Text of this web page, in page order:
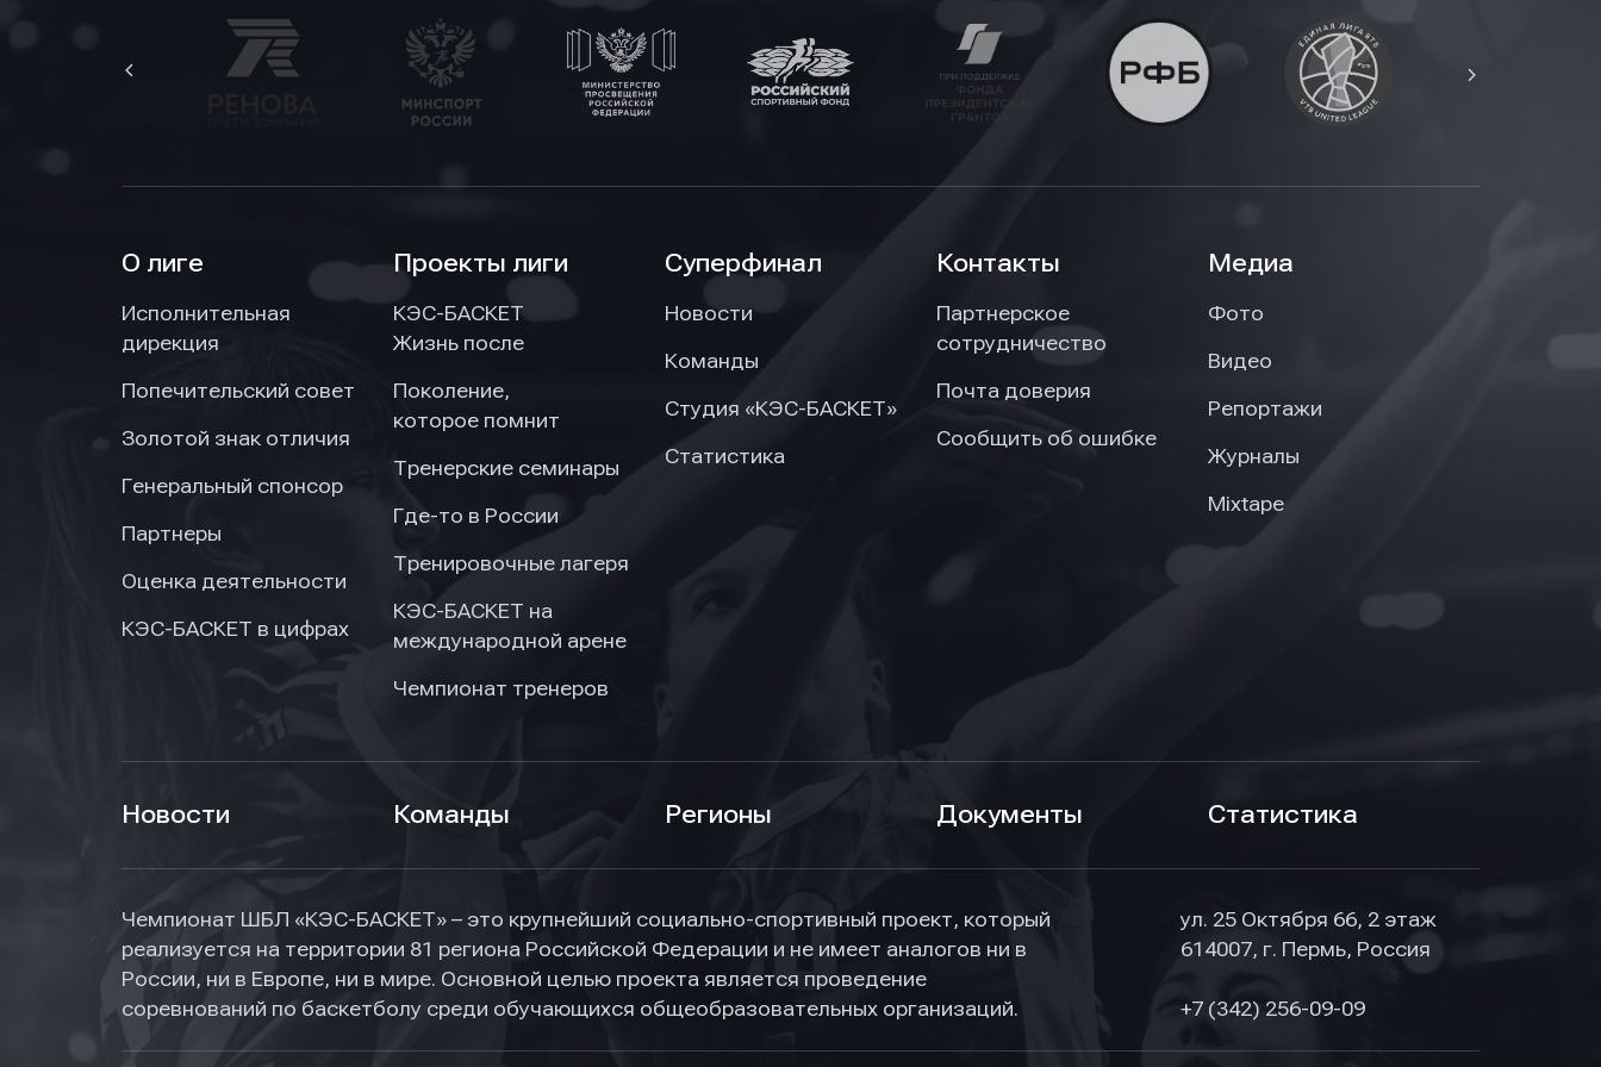
О лиге
Исполнительная
дирекция
Попечительский совет
Золотой знак отличия
Генеральный спонсор
Партнеры
Оценка деятельности
КЭС-БАСКЕТ в цифрах
Проекты лиги
КЭС-БАСКЕТ
Жизнь после
Поколение,
которое помнит
Тренерские семинары
Где-то в России
Тренировочные лагеря
КЭС-БАСКЕТ на
международной арене
Чемпионат тренеров
Суперфинал
Новости
Команды
Студия «КЭС-БАСКЕТ»
Статистика
Контакты
Партнерское
сотрудничество
Почта доверия
Сообщить об ошибке
Медиа
Фото
Видео
Репортажи
Журналы
Mixtape
Новости Команды Регионы Документы Статистика
Чемпионат ШБЛ «КЭС-БАСКЕТ» – это крупнейший социально-спортивный проект, который
реализуется на территории 81 региона Российской Федерации и не имеет аналогов ни в
России, ни в Европе, ни в мире. Основной целью проекта является проведение
соревнований по баскетболу среди обучающихся общеобразовательных организаций.
ул. 25 Октября 66, 2 этаж
614007, г. Пермь, Россия
+7 (342) 256-09-09
обработки персональных данных
обработки персональных данных
обработки персональных данных